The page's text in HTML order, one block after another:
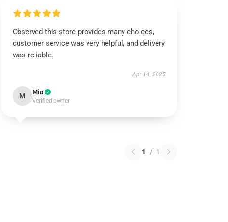
Observed this store provides many choices,
customer service was very helpful, and delivery
was reliable.
Apr 14, 2025
M Mia
Verified owner
1 / 1